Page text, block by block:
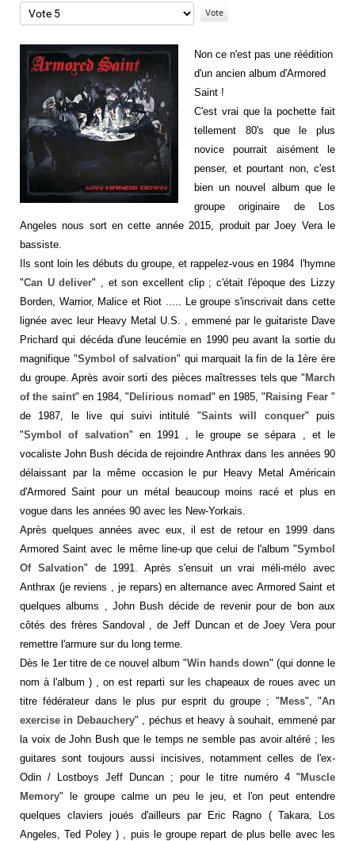
Veuillez
voter
Non ce n'est pas une réédition
d'un ancien album d'Armored
Saint !
C'est vrai que la pochette fait
tellement 80's que le plus
novice pourrait aisément le
penser, et pourtant non, c'est
bien un nouvel album que le
groupe originaire de Los
Angeles nous sort en cette année 2015, produit par Joey Vera le
bassiste.
Ils sont loin les débuts du groupe, et rappelez-vous en 1984 l'hymne
"Can U deliver" , et son excellent clip ; c'était l'époque des Lizzy
Borden, Warrior, Malice et Riot ..... Le groupe s'inscrivait dans cette
lignée avec leur Heavy Metal U.S. , emmené par le guitariste Dave
Prichard qui décéda d'une leucémie en 1990 peu avant la sortie du
magnifique "Symbol of salvation" qui marquait la fin de la 1ère ère
du groupe. Après avoir sorti des pièces maîtresses tels que "March
of the saint" en 1984, "Delirious nomad" en 1985, "Raising Fear"
de 1987, le live qui suivi intitulé "Saints will conquer" puis
"Symbol of salvation" en 1991 , le groupe se sépara , et le
vocaliste John Bush décida de rejoindre Anthrax dans les années 90
délaissant par la même occasion le pur Heavy Metal Américain
d'Armored Saint pour un métal beaucoup moins racé et plus en
vogue dans les années 90 avec les New-Yorkais.
Après quelques années avec eux, il est de retour en 1999 dans
Armored Saint avec le même line-up que celui de l'album "Symbol
Of Salvation" de 1991. Après s'ensuit un vrai méli-mélo avec
Anthrax (je reviens , je repars) en alternance avec Armored Saint et
quelques albums , John Bush décide de revenir pour de bon aux
côtés des frères Sandoval , de Jeff Duncan et de Joey Vera pour
remettre l'armure sur du long terme.
Dès le 1er titre de ce nouvel album "Win hands down" (qui donne le
nom à l'album ) , on est reparti sur les chapeaux de roues avec un
titre fédérateur dans le plus pur esprit du groupe ; "Mess", "An
exercise in Debauchery" , péchus et heavy à souhait, emmené par
la voix de John Bush que le temps ne semble pas avoir altéré ; les
guitares sont toujours aussi incisives, notamment celles de l'ex-
Odin / Lostboys Jeff Duncan ; pour le titre numéro 4 "Muscle
Memory" le groupe calme un peu le jeu, et l'on peut entendre
quelques claviers joués d'ailleurs par Eric Ragno ( Takara, Los
Angeles, Ted Poley ) , puis le groupe repart de plus belle avec les